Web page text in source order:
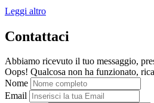
Leggi altro
Contattaci
Abbiamo ricevuto il tuo messaggio,
Oops! Qualcosa non ha funzionato,
Nome
Email